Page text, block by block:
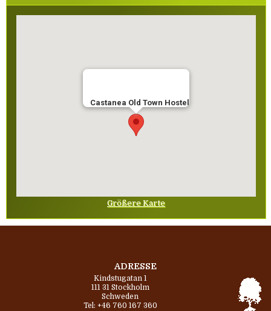
Castanea Old Town Hostel
Größere Karte
ADRESSE
Kindstugatan 1
111 31 Stockholm
Schweden
Tel: +46 760 167 360